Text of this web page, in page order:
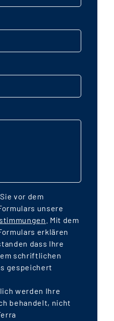
vor dem
unsere
. Mit dem
erklären
dass Ihre
schriftlichen
gespeichert
werden Ihre
behandelt, nicht